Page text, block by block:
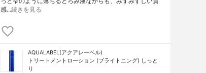
感…続きを見る
AQUALABEL(アクアレーベル)
トリートメントローション (ブライトニング) しっと
り